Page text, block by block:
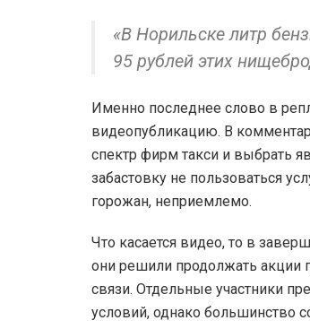
«В Норильске литр
95 рублей этих
Именно последнее слово в
видеопубликацию. В
спектр фирм такси и выбрать
забастовку не пользоваться
горожан, неприемлемо.
Что касается видео, то в
они решили продолжать акции
связи. Отдельные участники
условий, однако большинство